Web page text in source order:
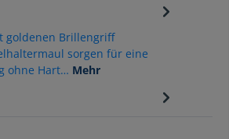
goldenen Brillengriff
sorgen für eine
ohne Hart… Mehr